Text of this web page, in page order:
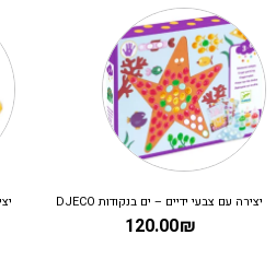
יצירה עם צבעי ידיים – ים בנקודות DJECO
120.00₪